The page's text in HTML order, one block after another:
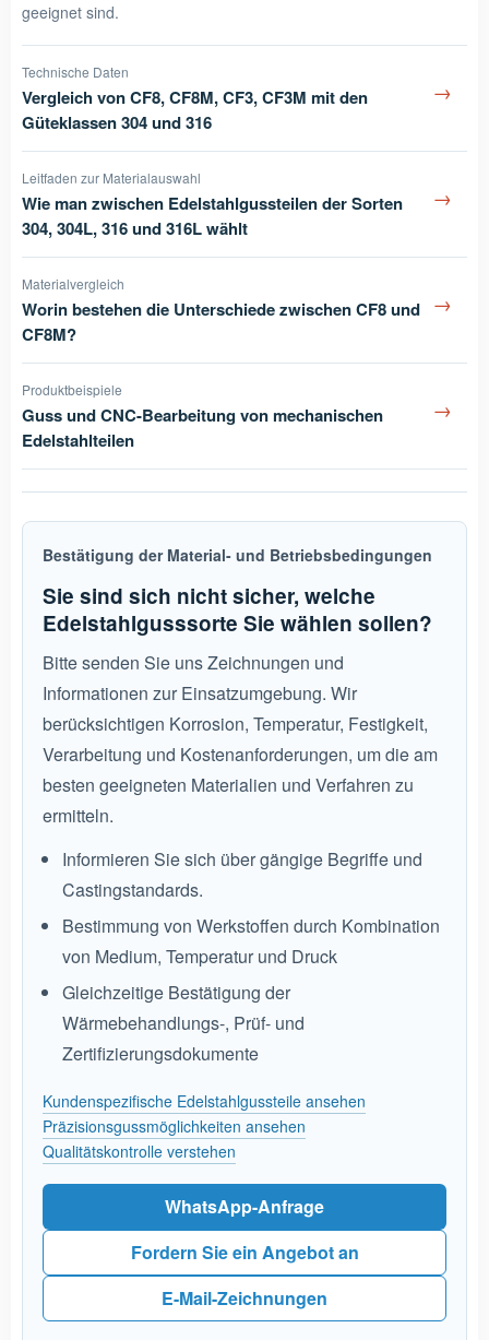
geeignet sind.
Technische Daten
Vergleich von CF8, CF8M, CF3, CF3M mit den
Güteklassen 304 und 316
→
Leitfaden zur Materialauswahl
Wie man zwischen Edelstahlgussteilen der Sorten
304, 304L, 316 und 316L wählt
→
Materialvergleich
Worin bestehen die Unterschiede zwischen CF8 und
CF8M?
→
Produktbeispiele
Guss und CNC-Bearbeitung von mechanischen
Edelstahlteilen
→
Bestätigung der Material- und Betriebsbedingungen
Sie sind sich nicht sicher, welche
Edelstahlgusssorte Sie wählen sollen?
Bitte senden Sie uns Zeichnungen und
Informationen zur Einsatzumgebung. Wir
berücksichtigen Korrosion, Temperatur, Festigkeit,
Verarbeitung und Kostenanforderungen, um die am
besten geeigneten Materialien und Verfahren zu
ermitteln.
Informieren Sie sich über gängige Begriffe und
Castingstandards.
Bestimmung von Werkstoffen durch Kombination
von Medium, Temperatur und Druck
Gleichzeitige Bestätigung der
Wärmebehandlungs-, Prüf- und
Zertifizierungsdokumente
Kundenspezifische Edelstahlgussteile ansehen
Präzisionsgussmöglichkeiten ansehen
Qualitätskontrolle verstehen
WhatsApp-Anfrage
Fordern Sie ein Angebot an
E-Mail-Zeichnungen